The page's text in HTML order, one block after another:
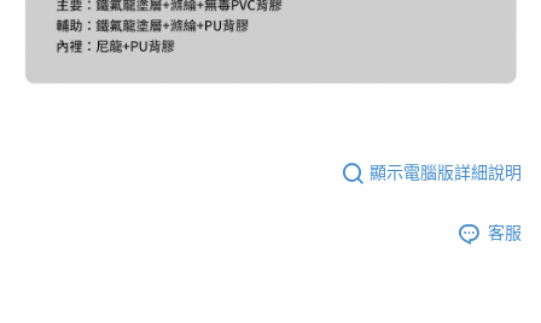
顯示電腦版詳細說明
客服